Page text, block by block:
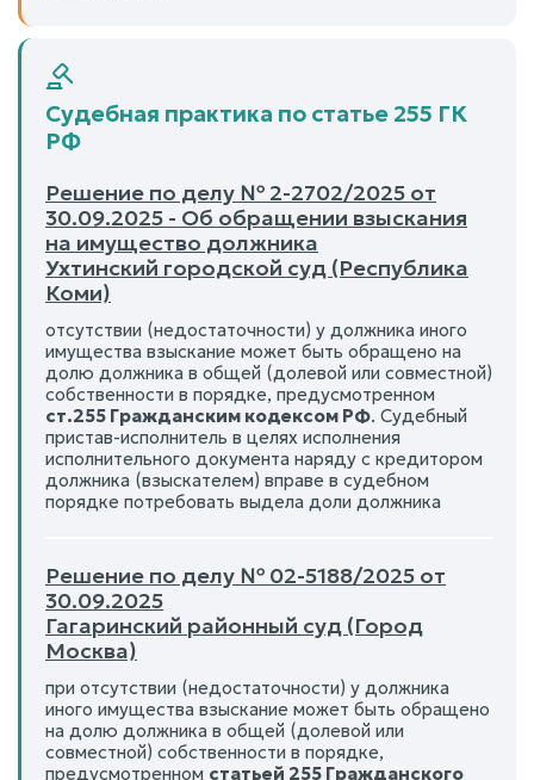
Судебная практика по статье 255 ГК
РФ
Решение по делу № 2-2702/2025 от
30.09.2025 - Об обращении взыскания
на имущество должника
Ухтинский городской суд (Республика
Коми)
отсутствии (недостаточности) у должника иного
имущества взыскание может быть обращено на
долю должника в общей (долевой или совместной)
собственности в порядке, предусмотренном
ст.255 Гражданским кодексом РФ. Судебный
пристав-исполнитель в целях исполнения
исполнительного документа наряду с кредитором
должника (взыскателем) вправе в судебном
порядке потребовать выдела доли должника
Решение по делу № 02-5188/2025 от
30.09.2025
Гагаринский районный суд (Город
Москва)
при отсутствии (недостаточности) у должника
иного имущества взыскание может быть обращено
на долю должника в общей (долевой или
совместной) собственности в порядке,
предусмотренном статьей 255 Гражданского